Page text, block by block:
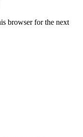
browser for the next